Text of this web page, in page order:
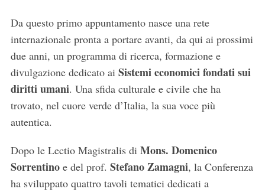
Da questo primo appuntamento nasce una rete
internazionale pronta a portare avanti, da qui ai prossimi
due anni, un programma di ricerca, formazione e
divulgazione dedicato ai Sistemi economici fondati sui
diritti umani. Una sfida culturale e civile che ha
trovato, nel cuore verde d’Italia, la sua voce più
autentica.
Dopo le Lectio Magistralis di Mons. Domenico
Sorrentinoe del prof. Stefano Zamagni, la Conferenza
ha sviluppato quattro tavoli tematici dedicati a